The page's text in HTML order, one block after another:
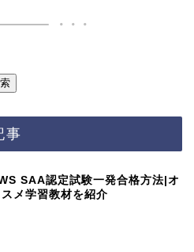
事
SAA認定試験一発合格方法|オ
スメ学習教材を紹介